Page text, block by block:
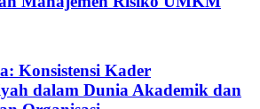
Konsistensi Kader
dalam Dunia Akademik dan